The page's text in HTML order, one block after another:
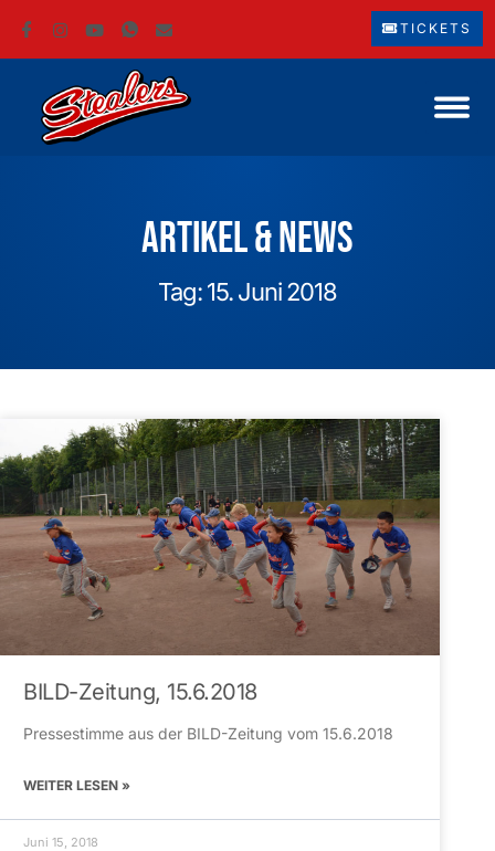
TICKETS
Artikel & News
Tag: 15. Juni 2018
BILD-Zeitung, 15.6.2018
Pressestimme aus der BILD-Zeitung vom 15.6.2018
WEITER LESEN »
Juni 15, 2018